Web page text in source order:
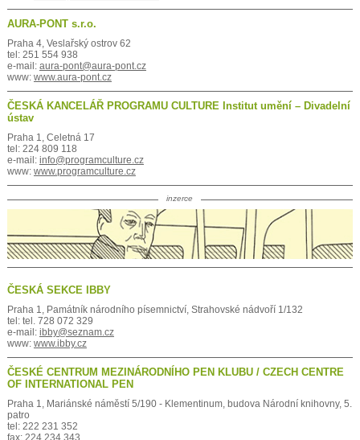
AURA-PONT s.r.o.
Praha 4, Veslařský ostrov 62
tel: 251 554 938
e-mail: aura-pont@aura-pont.cz
www: www.aura-pont.cz
ČESKÁ KANCELÁŘ PROGRAMU CULTURE Institut umění – Divadelní
ústav
Praha 1, Celetná 17
tel: 224 809 118
e-mail: info@programculture.cz
www: www.programculture.cz
inzerce
ČESKÁ SEKCE IBBY
Praha 1, Památník národního písemnictví, Strahovské nádvoří 1/132
tel: tel. 728 072 329
e-mail: ibby@seznam.cz
www: www.ibby.cz
ČESKÉ CENTRUM MEZINÁRODNÍHO PEN KLUBU / CZECH CENTRE
OF INTERNATIONAL PEN
Praha 1, Mariánské náměstí 5/190 - Klementinum, budova Národní knihovny, 5.
patro
tel: 222 231 352
fax: 224 234 343